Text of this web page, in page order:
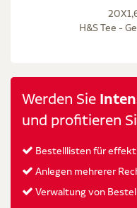
H&S Tee -
Werden Sie
und profitieren
Bestelllisten für
Anlegen mehrerer
Verwaltung von